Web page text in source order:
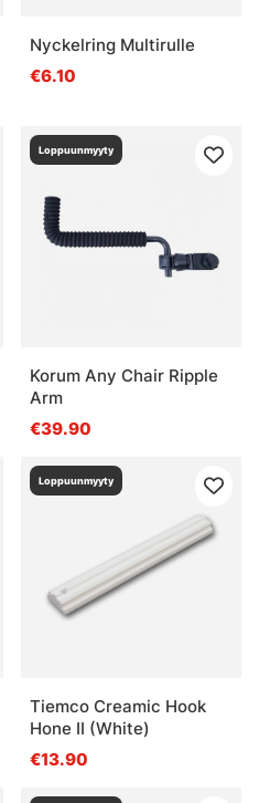
Nyckelring Multirulle
€6.10
Loppuunmyyty
Korum Any Chair Ripple
Arm
€39.90
Loppuunmyyty
Tiemco Creamic Hook
Hone II (White)
€13.90